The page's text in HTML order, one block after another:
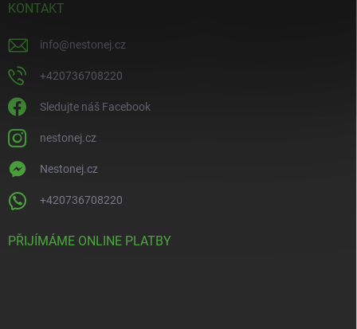
KONTAKT
info@nestonej.cz
+420736708220
Sledujte náš Facebook
nestonej.cz
Nestonej.cz
+420736708220
PŘIJÍMÁME ONLINE PLATBY